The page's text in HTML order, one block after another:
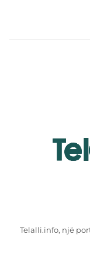
Telalli.info, një